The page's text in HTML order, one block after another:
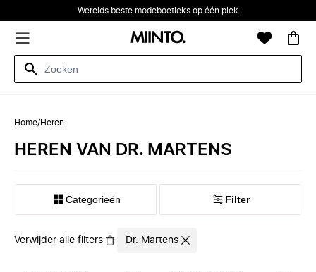
Werelds beste modeboetieks op één plek
Home/Heren
HEREN VAN DR. MARTENS
Categorieën Filter
Verwijder alle filters Dr. Martens